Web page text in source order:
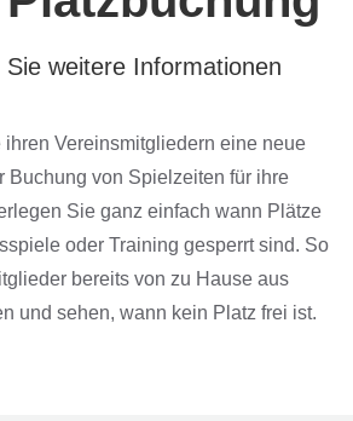
Sie weitere Informationen
ihren Vereinsmitgliedern eine neue
Buchung von Spielzeiten für ihre
Sie ganz einfach wann Plätze
oder Training gesperrt sind. So
bereits von zu Hause aus
und sehen, wann kein Platz frei ist.